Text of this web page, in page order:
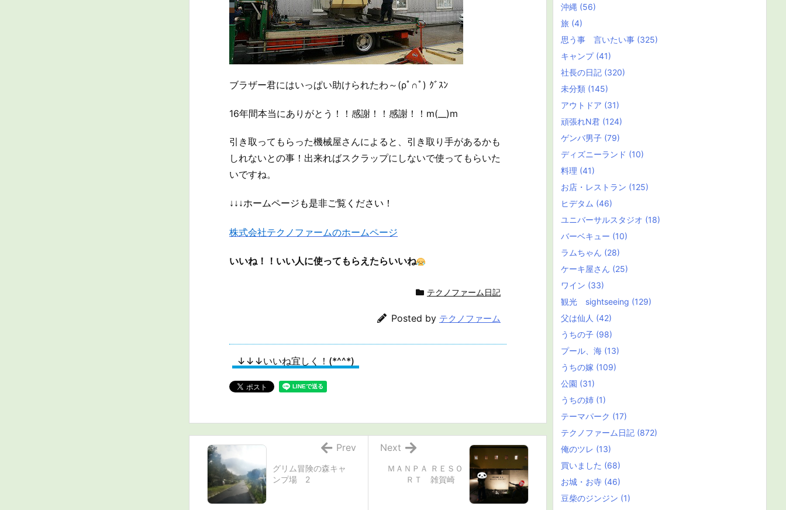
ブラザー君にはいっぱい助けられたわ～(ρﾟ∩ﾟ) ｸﾞｽﾝ
16年間本当にありがとう！！感謝！！感謝！！m(__)m
引き取ってもらった機械屋さんによると、引き取り手があるかも
しれないとの事！出来ればスクラップにしないで使ってもらいた
いですね。
↓↓↓ホームページも是非ご覧ください！
株式会社テクノファームのホームページ
いいね！！いい人に使ってもらえたらいいね
テクノファーム日記
Posted by テクノファーム
↓↓↓いいね宜しく！(*^^*)
ＭＡＮＰＡ ＲＥＳＯ
ＲＴ 雑賀崎
Next
グリム冒険の森キャ
ンプ場 2
Prev
沖縄 (56)
旅 (4)
思う事 言いたい事 (325)
キャンプ (41)
社長の日記 (320)
未分類 (145)
アウトドア (31)
頑張れN君 (124)
ゲンバ男子 (79)
ディズニーランド (10)
料理 (41)
お店・レストラン (125)
ヒデタム (46)
ユニバーサルスタジオ (18)
バーベキュー (10)
ラムちゃん (28)
ケーキ屋さん (25)
ワイン (33)
観光 sightseeing (129)
父は仙人 (42)
うちの子 (98)
プール、海 (13)
うちの嫁 (109)
公園 (31)
うちの姉 (1)
テーマパーク (17)
テクノファーム日記 (872)
俺のツレ (13)
買いました (68)
お城・お寺 (46)
豆柴のジンジン (1)